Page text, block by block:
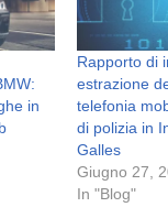
in
Rapporto di
estrazione
telefonia
di polizia in
Galles
Giugno 27,
In "Blog"